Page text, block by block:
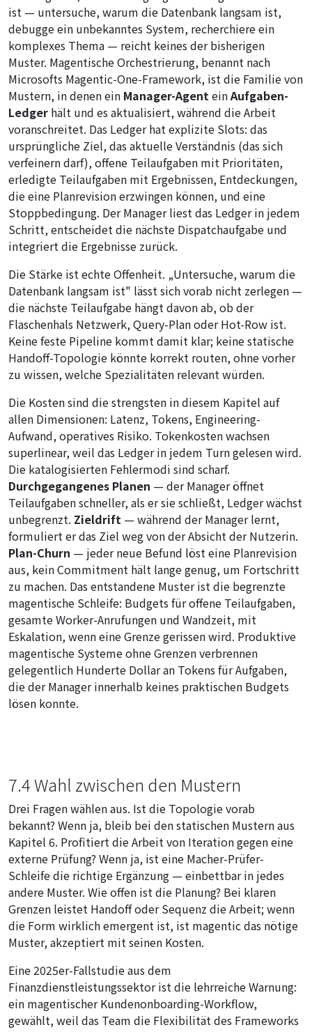
ist — untersuche, warum die Datenbank langsam ist,
debugge ein unbekanntes System, recherchiere ein
komplexes Thema — reicht keines der bisherigen
Muster. Magentische Orchestrierung, benannt nach
Microsofts Magentic-One-Framework, ist die Familie von
Mustern, in denen ein Manager-AgenteinAufgaben-
Ledger hält und es aktualisiert, während die Arbeit
voranschreitet. Das Ledger hat explizite Slots: das
ursprüngliche Ziel, das aktuelle Verständnis (das sich
verfeinern darf), offene Teilaufgaben mit Prioritäten,
erledigte Teilaufgaben mit Ergebnissen, Entdeckungen,
die eine Planrevision erzwingen können, und eine
Stoppbedingung. Der Manager liest das Ledger in jedem
Schritt, entscheidet die nächste Dispatchaufgabe und
integriert die Ergebnisse zurück.
Die Stärke ist echte Offenheit. „Untersuche, warum die
Datenbank langsam ist" lässt sich vorab nicht zerlegen —
die nächste Teilaufgabe hängt davon ab, ob der
Flaschenhals Netzwerk, Query-Plan oder Hot-Row ist.
Keine feste Pipeline kommt damit klar; keine statische
Handoff-Topologie könnte korrekt routen, ohne vorher
zu wissen, welche Spezialitäten relevant würden.
Die Kosten sind die strengsten in diesem Kapitel auf
allen Dimensionen: Latenz, Tokens, Engineering-
Aufwand, operatives Risiko. Tokenkosten wachsen
superlinear, weil das Ledger in jedem Turn gelesen wird.
Die katalogisierten Fehlermodi sind scharf.
Durchgegangenes Planen — der Manager öffnet
Teilaufgaben schneller, als er sie schließt, Ledger wächst
unbegrenzt. Zieldrift — während der Manager lernt,
formuliert er das Ziel weg von der Absicht der Nutzerin.
Plan-Churn — jeder neue Befund löst eine Planrevision
aus, kein Commitment hält lange genug, um Fortschritt
zu machen. Das entstandene Muster ist die begrenzte
magentische Schleife: Budgets für offene Teilaufgaben,
gesamte Worker-Anrufungen und Wandzeit, mit
Eskalation, wenn eine Grenze gerissen wird. Produktive
magentische Systeme ohne Grenzen verbrennen
gelegentlich Hunderte Dollar an Tokens für Aufgaben,
die der Manager innerhalb keines praktischen Budgets
lösen konnte.
7.4 Wahl zwischen den Mustern
Drei Fragen wählen aus. Ist die Topologie vorab
bekannt? Wenn ja, bleib bei den statischen Mustern aus
Kapitel 6. Profitiert die Arbeit von Iteration gegen eine
externe Prüfung? Wenn ja, ist eine Macher-Prüfer-
Schleife die richtige Ergänzung — einbettbar in jedes
andere Muster. Wie offen ist die Planung? Bei klaren
Grenzen leistet Handoff oder Sequenz die Arbeit; wenn
die Form wirklich emergent ist, ist magentic das nötige
Muster, akzeptiert mit seinen Kosten.
Eine 2025er-Fallstudie aus dem
Finanzdienstleistungssektor ist die lehrreiche Warnung:
ein magentischer Kundenonboarding-Workflow,
gewählt, weil das Team die Flexibilität des Frameworks